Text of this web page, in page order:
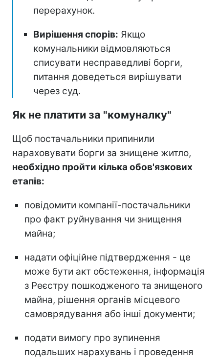
перерахунок.
Вирішення спорів: Якщо
комунальники відмовляються
списувати несправедливі борги,
питання доведеться вирішувати
через суд.
Як не платити за "комуналку"
Щоб постачальники припинили
нараховувати борги за знищене житло,
необхідно пройти кілька обов'язкових
етапів:
повідомити компанії-постачальники
про факт руйнування чи знищення
майна;
надати офіційне підтвердження - це
може бути акт обстеження, інформація
з Реєстру пошкодженого та знищеного
майна, рішення органів місцевого
самоврядування або інші документи;
подати вимогу про зупинення
подальших нарахувань і проведення